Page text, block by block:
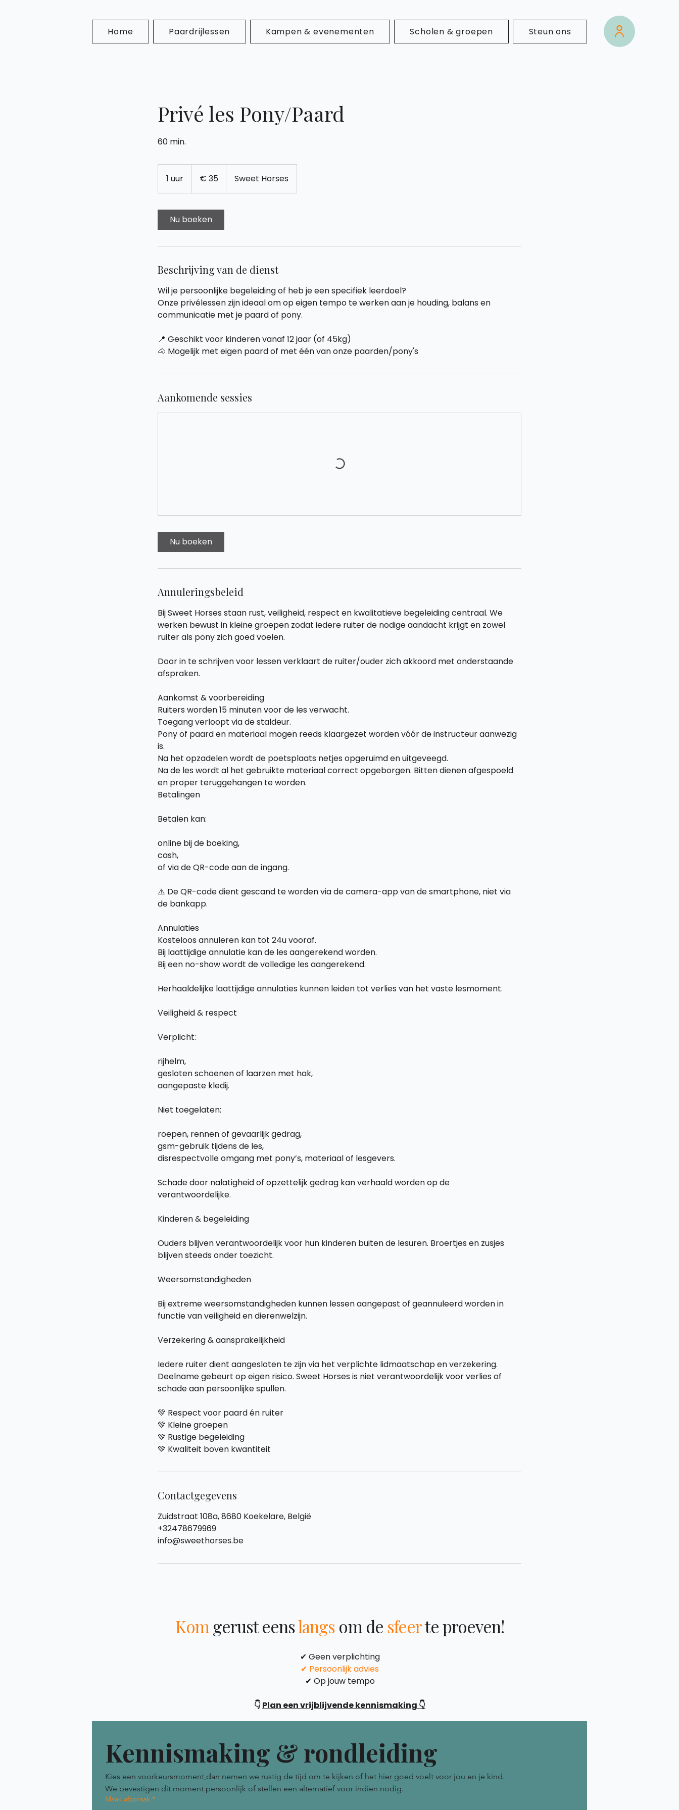
Home Paardrijlessen Kampen & evenementen Scholen & groepen Steun ons
Privé les Pony/Paard
60 min.
1 uur
u
€ 35 Sweet Horses
Nu boeken
Beschrijving van de dienst
Wil je persoonlijke begeleiding of heb je een specifiek leerdoel?
Onze privélessen zijn ideaal om op eigen tempo te werken aan je houding, balans en
communicatie met je paard of pony.
📍 Geschikt voor kinderen vanaf 12 jaar (of 45kg)
🐴 Mogelijk met eigen paard of met één van onze paarden/pony's
Aankomende sessies
Nu boeken
Annuleringsbeleid
Bij Sweet Horses staan rust, veiligheid, respect en kwalitatieve begeleiding centraal. We
werken bewust in kleine groepen zodat iedere ruiter de nodige aandacht krijgt en zowel
ruiter als pony zich goed voelen.
Door in te schrijven voor lessen verklaart de ruiter/ouder zich akkoord met onderstaande
afspraken.
Aankomst & voorbereiding
Ruiters worden 15 minuten voor de les verwacht.
Toegang verloopt via de staldeur.
Pony of paard en materiaal mogen reeds klaargezet worden vóór de instructeur aanwezig
is.
Na het opzadelen wordt de poetsplaats netjes opgeruimd en uitgeveegd.
Na de les wordt al het gebruikte materiaal correct opgeborgen. Bitten dienen afgespoeld
en proper teruggehangen te worden.
Betalingen
Betalen kan:
online bij de boeking,
cash,
of via de QR-code aan de ingang.
⚠️ De QR-code dient gescand te worden via de camera-app van de smartphone, niet via
de bankapp.
Annulaties
Kosteloos annuleren kan tot 24u vooraf.
Bij laattijdige annulatie kan de les aangerekend worden.
Bij een no-show wordt de volledige les aangerekend.
Herhaaldelijke laattijdige annulaties kunnen leiden tot verlies van het vaste lesmoment.
Veiligheid & respect
Verplicht:
rijhelm,
gesloten schoenen of laarzen met hak,
aangepaste kledij.
Niet toegelaten:
roepen, rennen of gevaarlijk gedrag,
gsm-gebruik tijdens de les,
disrespectvolle omgang met pony’s, materiaal of lesgevers.
Schade door nalatigheid of opzettelijk gedrag kan verhaald worden op de
verantwoordelijke.
Kinderen & begeleiding
Ouders blijven verantwoordelijk voor hun kinderen buiten de lesuren. Broertjes en zusjes
blijven steeds onder toezicht.
Weersomstandigheden
Bij extreme weersomstandigheden kunnen lessen aangepast of geannuleerd worden in
functie van veiligheid en dierenwelzijn.
Verzekering & aansprakelijkheid
Iedere ruiter dient aangesloten te zijn via het verplichte lidmaatschap en verzekering.
Deelname gebeurt op eigen risico. Sweet Horses is niet verantwoordelijk voor verlies of
schade aan persoonlijke spullen.
💚 Respect voor paard én ruiter
💚 Kleine groepen
💚 Rustige begeleiding
💚 Kwaliteit boven kwantiteit
Contactgegevens
Zuidstraat 108a, 8680 Koekelare, België
+32478679969
info@sweethorses.be
Kom gerust eenslangs om de sfeerte proeven!
✔ Geen verplichting
✔ Persoonlijk advies
✔ Op jouw tempo
👇Plan een vrijblijvende kennismaking 👇
Kennismaking & rondleiding
Kies een voorkeursmoment,dan nemen we rustig de tijd om te kijken of het hier goed voelt voor jou en je kind.
We bevestigen dit moment persoonlijk of stellen een alternatief voor indien nodig.
Maak afspraak *